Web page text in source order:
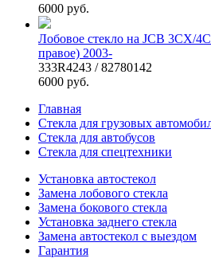
6000 руб.
Лобовое стекло на JCB 3CX/
правое) 2003-
333R4243 / 82780142
6000 руб.
Главная
Стекла для грузовых
Стекла для автобусов
Стекла для спецтехники
Установка автостекол
Замена лобового стекла
Замена бокового стекла
Установка заднего стекла
Замена автостекол с выездом
Гарантия